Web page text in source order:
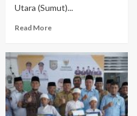
Utara (Sumut)...
Read More